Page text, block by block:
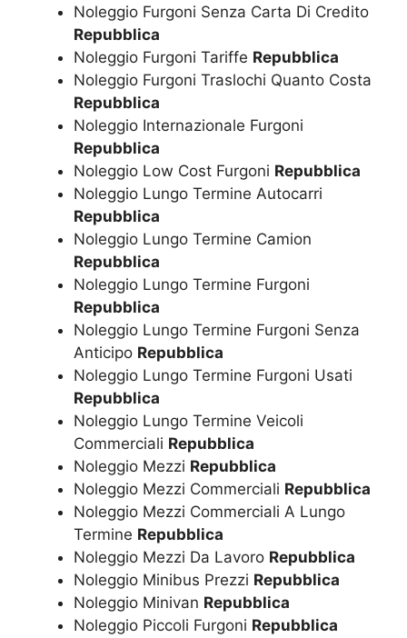
Noleggio Furgoni Senza Carta Di Credito
Repubblica
Noleggio Furgoni Tariffe Repubblica
Noleggio Furgoni Traslochi Quanto Costa
Repubblica
Noleggio Internazionale Furgoni
Repubblica
Noleggio Low Cost Furgoni Repubblica
Noleggio Lungo Termine Autocarri
Repubblica
Noleggio Lungo Termine Camion
Repubblica
Noleggio Lungo Termine Furgoni
Repubblica
Noleggio Lungo Termine Furgoni Senza
Anticipo Repubblica
Noleggio Lungo Termine Furgoni Usati
Repubblica
Noleggio Lungo Termine Veicoli
Commerciali Repubblica
Noleggio Mezzi Repubblica
Noleggio Mezzi Commerciali Repubblica
Noleggio Mezzi Commerciali A Lungo
Termine Repubblica
Noleggio Mezzi Da Lavoro Repubblica
Noleggio Minibus Prezzi Repubblica
Noleggio Minivan Repubblica
Noleggio Piccoli Furgoni Repubblica